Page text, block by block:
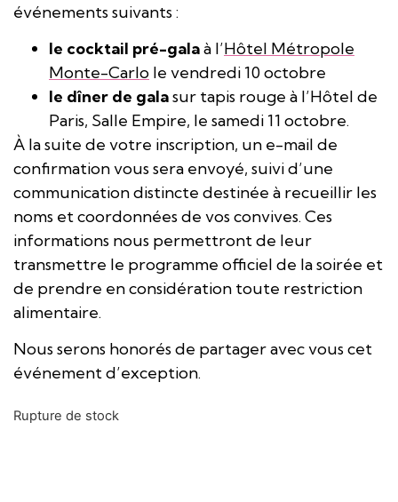
événements suivants :
le cocktail pré-galaà l’Hôtel Métropole
Monte-Carlo le vendredi 10 octobre
le dîner de galasur tapis rouge à l’Hôtel de
Paris, Salle Empire, le samedi 11 octobre.
À la suite de votre inscription, un e-mail de
confirmation vous sera envoyé, suivi d’une
communication distincte destinée à recueillir les
noms et coordonnées de vos convives. Ces
informations nous permettront de leur
transmettre le programme officiel de la soirée et
de prendre en considération toute restriction
alimentaire.
Nous serons honorés de partager avec vous cet
événement d’exception.
Rupture de stock